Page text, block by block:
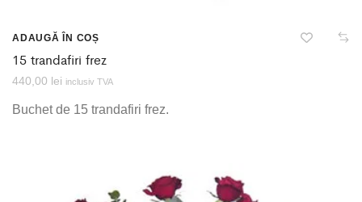
ADAUGĂ ÎN COȘ
15 trandafiri frez
440,00 lei inclusiv TVA
Buchet de 15 trandafiri frez.